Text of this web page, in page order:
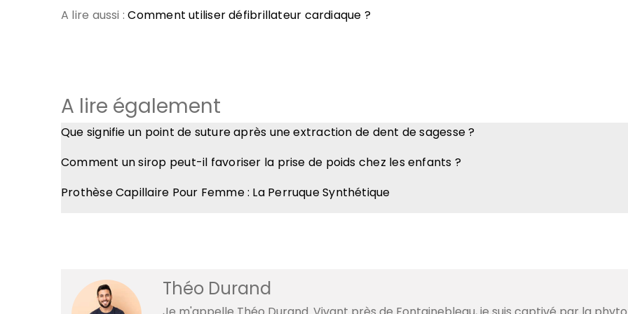
A lire aussi :Comment utiliser défibrillateur cardiaque ?
A lire également
Que signifie un point de suture après une extraction de dent de sagesse ?
Comment un sirop peut-il favoriser la prise de poids chez les enfants ?
Prothèse Capillaire Pour Femme : La Perruque Synthétique
Théo Durand